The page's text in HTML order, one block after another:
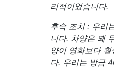
리적이었습니다.
후속 조치 : 우리
니다. 차양은 꽤
양이 영화보다
다. 우리는 방금